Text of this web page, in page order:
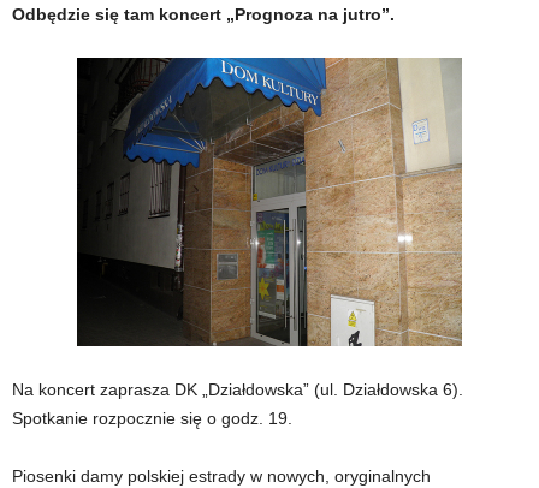
Odbędzie się tam koncert „Prognoza na jutro”.
Na koncert zaprasza DK „Działdowska” (ul. Działdowska 6).
Spotkanie rozpocznie się o godz. 19.
Piosenki damy polskiej estrady w nowych, oryginalnych